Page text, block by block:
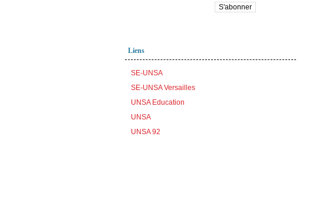
Liens
SE-UNSA
SE-UNSA Versailles
UNSA Education
UNSA
UNSA 92